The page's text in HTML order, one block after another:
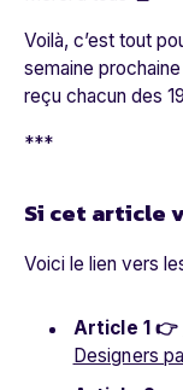
Voilà, c’est tout
semaine
reçu chacun des
***
Si cet article
Voici le lien vers
Article 1 👉
Designers